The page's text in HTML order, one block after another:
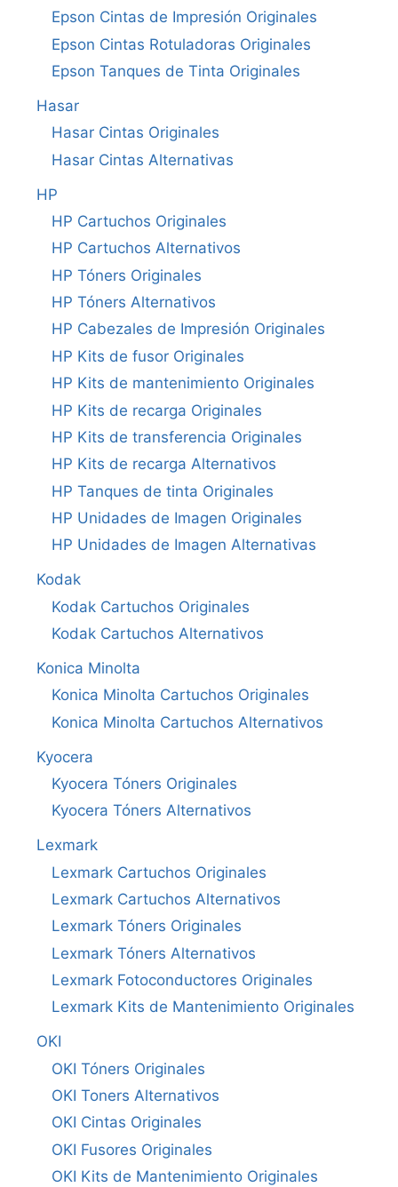
Epson Cintas de Impresión Originales
Epson Cintas Rotuladoras Originales
Epson Tanques de Tinta Originales
Hasar
Hasar Cintas Originales
Hasar Cintas Alternativas
HP
HP Cartuchos Originales
HP Cartuchos Alternativos
HP Tóners Originales
HP Tóners Alternativos
HP Cabezales de Impresión Originales
HP Kits de fusor Originales
HP Kits de mantenimiento Originales
HP Kits de recarga Originales
HP Kits de transferencia Originales
HP Kits de recarga Alternativos
HP Tanques de tinta Originales
HP Unidades de Imagen Originales
HP Unidades de Imagen Alternativas
Kodak
Kodak Cartuchos Originales
Kodak Cartuchos Alternativos
Konica Minolta
Konica Minolta Cartuchos Originales
Konica Minolta Cartuchos Alternativos
Kyocera
Kyocera Tóners Originales
Kyocera Tóners Alternativos
Lexmark
Lexmark Cartuchos Originales
Lexmark Cartuchos Alternativos
Lexmark Tóners Originales
Lexmark Tóners Alternativos
Lexmark Fotoconductores Originales
Lexmark Kits de Mantenimiento Originales
OKI
OKI Tóners Originales
OKI Toners Alternativos
OKI Cintas Originales
OKI Fusores Originales
OKI Kits de Mantenimiento Originales